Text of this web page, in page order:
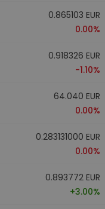
0.865103 EUR
0.00%
0.918326 EUR
-1.10%
64.040 EUR
0.00%
0.283131000 EUR
0.00%
0.893772 EUR
+3.00%